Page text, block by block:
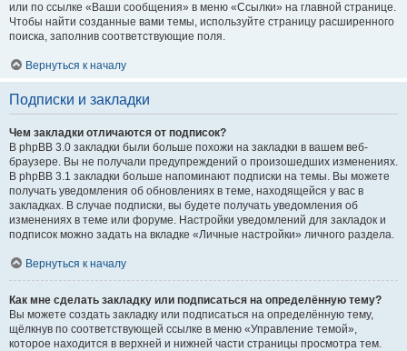
или по ссылке «Ваши сообщения» в меню «Ссылки» на главной странице.
Чтобы найти созданные вами темы, используйте страницу расширенного
поиска, заполнив соответствующие поля.
Вернуться к началу
Подписки и закладки
Чем закладки отличаются от подписок?
В phpBB 3.0 закладки были больше похожи на закладки в вашем веб-
браузере. Вы не получали предупреждений о произошедших изменениях.
В phpBB 3.1 закладки больше напоминают подписки на темы. Вы можете
получать уведомления об обновлениях в теме, находящейся у вас в
закладках. В случае подписки, вы будете получать уведомления об
изменениях в теме или форуме. Настройки уведомлений для закладок и
подписок можно задать на вкладке «Личные настройки» личного раздела.
Вернуться к началу
Как мне сделать закладку или подписаться на определённую тему?
Вы можете создать закладку или подписаться на определённую тему,
щёлкнув по соответствующей ссылке в меню «Управление темой»,
которое находится в верхней и нижней части страницы просмотра тем.